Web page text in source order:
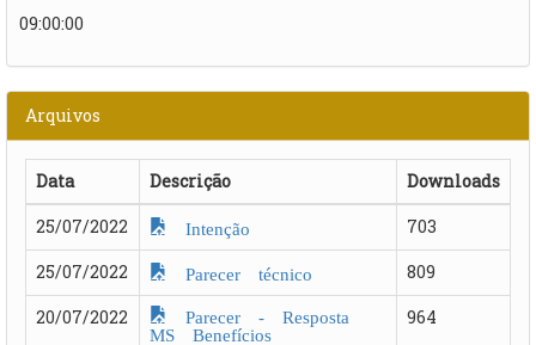
09:00:00
Arquivos
Data Descrição
Downloads
25/07/2022
Intenção
703
25/07/2022
Parecer técnico
809
20/07/2022
Parecer - Resposta
MS Benefícios
964